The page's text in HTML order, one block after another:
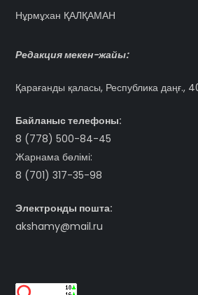
Нұрмұхан ҚАЛҚАМАН
Редакция мекен-жайы:
Қарағанды қаласы, Республика даңғ.,
Байланыс телефоны:
8 (778) 500-84-45
Жарнама бөлімі:
8 (701) 317-35-98
Электронды пошта:
akshamy@mail.ru